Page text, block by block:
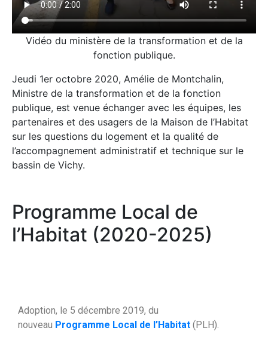
Vidéo du ministère de la transformation et de la
fonction publique.
Jeudi 1er octobre 2020, Amélie de Montchalin,
Ministre de la transformation et de la fonction
publique, est venue échanger avec les équipes, les
partenaires et des usagers de la Maison de l’Habitat
sur les questions du logement et la qualité de
l’accompagnement administratif et technique sur le
bassin de Vichy.
Programme Local de
l’Habitat (2020-2025)
Adoption, le 5 décembre 2019, du
nouveau Programme Local de l’Habitat (PLH).